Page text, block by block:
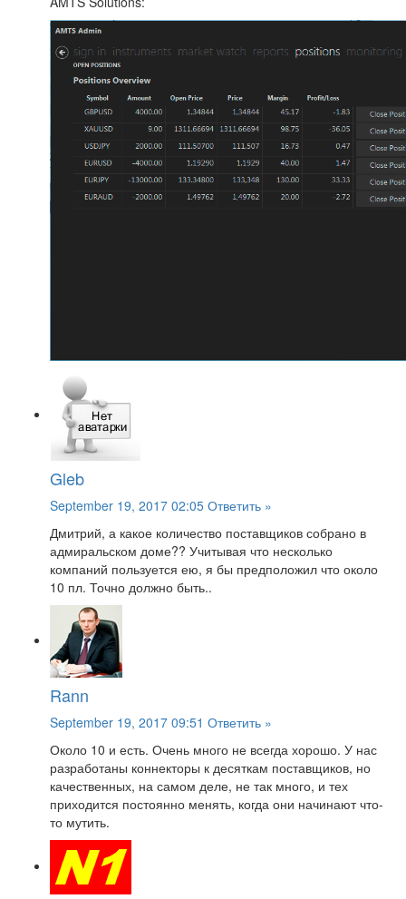
Gleb
September 19, 2017 02:05 Ответить »
Дмитрий, а какое количество поставщиков собрано в
адмиральском доме?? Учитывая что несколько
компаний пользуется ею, я бы предположил что около
10 пл. Точно должно быть..
Rann
September 19, 2017 09:51 Ответить »
Около 10 и есть. Очень много не всегда хорошо. У нас
разработаны коннекторы к десяткам поставщиков, но
качественных, на самом деле, не так много, и тех
приходится постоянно менять, когда они начинают что-
то мутить.